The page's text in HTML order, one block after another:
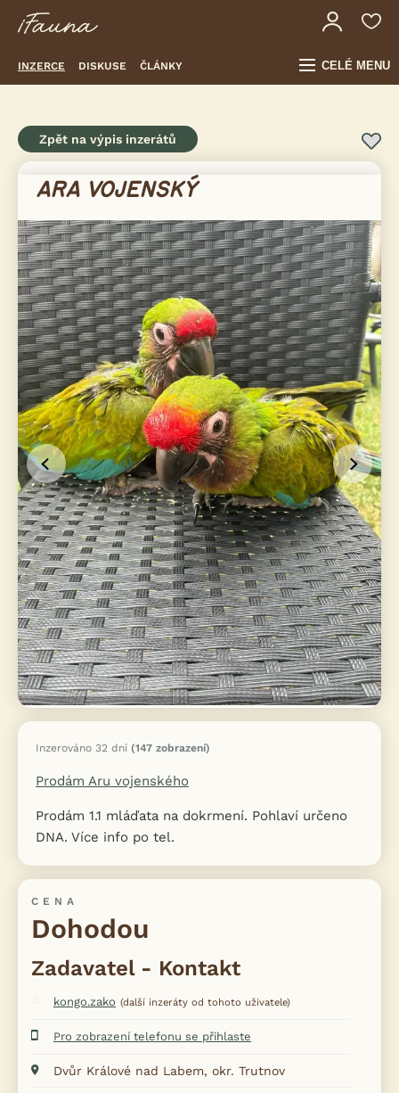
INZERCE DISKUSE ČLÁNKY CELÉ MENU
Zpět na výpis inzerátů
Inzerováno 32 dní (147 zobrazení)
Prodám Aru vojenského
Prodám 1.1 mláďata na dokrmení. Pohlaví určeno
DNA. Více info po tel.
CENA
Dohodou
Zadavatel - Kontakt
kongo.zako (další inzeráty od tohoto uživatele)
Pro zobrazení telefonu se přihlaste
Dvůr Králové nad Labem, okr. Trutnov
ARA VOJENSKÝ